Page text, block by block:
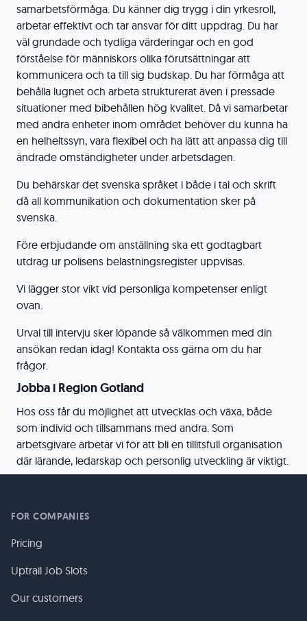
samarbetsförmåga. Du känner dig trygg i din yrkesroll,
arbetar effektivt och tar ansvar för ditt uppdrag. Du har
väl grundade och tydliga värderingar och en god
förståelse för människors olika förutsättningar att
kommunicera och ta till sig budskap. Du har förmåga att
behålla lugnet och arbeta strukturerat även i pressade
situationer med bibehållen hög kvalitet. Då vi samarbetar
med andra enheter inom området behöver du kunna ha
en helheltssyn, vara flexibel och ha lätt att anpassa dig till
ändrade omständigheter under arbetsdagen.
Du behärskar det svenska språket i både i tal och skrift
då all kommunikation och dokumentation sker på
svenska.
Före erbjudande om anställning ska ett godtagbart
utdrag ur polisens belastningsregister uppvisas.
Vi lägger stor vikt vid personliga kompetenser enligt
ovan.
Urval till intervju sker löpande så välkommen med din
ansökan redan idag! Kontakta oss gärna om du har
frågor.
Jobba i Region Gotland
Hos oss får du möjlighet att utvecklas och växa, både
som individ och tillsammans med andra. Som
arbetsgivare arbetar vi för att bli en tillitsfull organisation
där lärande, ledarskap och personlig utveckling är viktigt.
FOR COMPANIES
Pricing
Uptrail Job Slots
Our customers